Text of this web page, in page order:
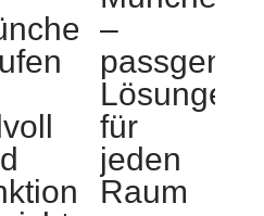
–
Lösungen
für
jeden
Raum